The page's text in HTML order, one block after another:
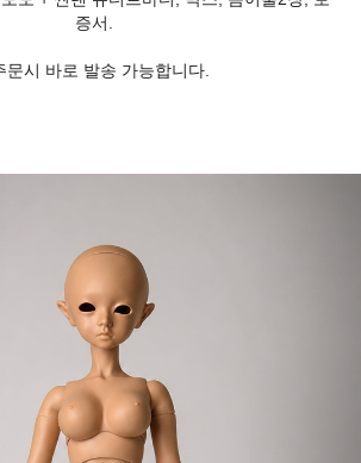
증서.
문시 바로 발송 가능합니다.